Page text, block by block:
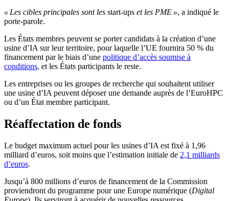
« Les cibles principales sont les start-ups et les PME », a indiqué le
porte-parole.
Les États membres peuvent se porter candidats à la création d’une
usine d’IA sur leur territoire, pour laquelle l’UE fournira 50 % du
financement par le biais d’une politique d’accès soumise à
conditions, et les États participants le reste.
Les entreprises ou les groupes de recherche qui souhaitent utiliser
une usine d’IA peuvent déposer une demande auprès de l’EuroHPC
ou d’un État membre participant.
Réaffectation de fonds
Le budget maximum actuel pour les usines d’IA est fixé à 1,96
milliard d’euros, soit moins que l’estimation initiale de 2,1 milliards
d’euros.
Jusqu’à 800 millions d’euros de financement de la Commission
proviendront du programme pour une Europe numérique (Digital